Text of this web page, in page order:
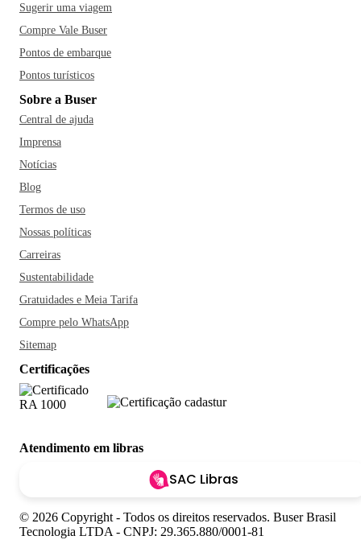
Sugerir uma viagem
Compre Vale Buser
Pontos de embarque
Pontos turísticos
Sobre a Buser
Central de ajuda
Imprensa
Notícias
Blog
Termos de uso
Nossas políticas
Carreiras
Sustentabilidade
Gratuidades e Meia Tarifa
Compre pelo WhatsApp
Sitemap
Certificações
Atendimento em libras
SAC Libras
© 2026 Copyright - Todos os direitos reservados. Buser Brasil
Tecnologia LTDA - CNPJ: 29.365.880/0001-81